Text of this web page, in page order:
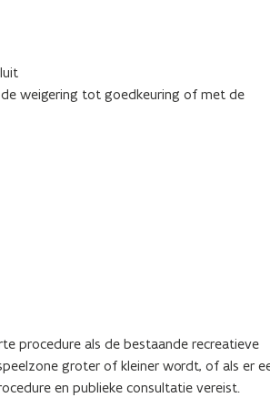
weigering tot goedkeuring of met de
procedure als de bestaande recreatieve
groter of kleiner wordt, of als er
en publieke consultatie vereist.